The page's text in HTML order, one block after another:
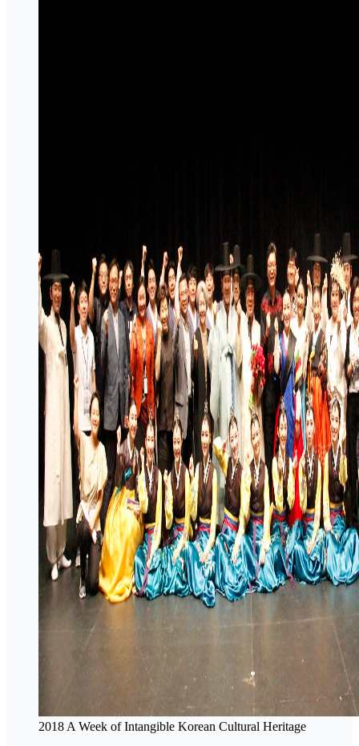
2018 A Week of Intangible Korean Cultural Heritage